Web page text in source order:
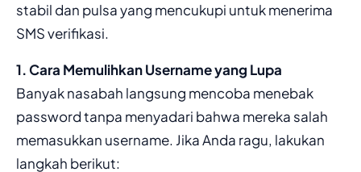
stabil dan pulsa yang mencukupi untuk menerima
SMS verifikasi.
1. Cara Memulihkan Username yang Lupa
Banyak nasabah langsung mencoba menebak
password tanpa menyadari bahwa mereka salah
memasukkan username. Jika Anda ragu, lakukan
langkah berikut: